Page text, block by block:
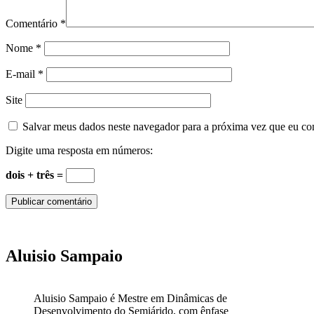
Comentário *
Nome *
E-mail *
Site
Salvar meus dados neste navegador para a próxima vez que eu
Digite uma resposta em números:
dois + três =
Aluisio Sampaio
Aluisio Sampaio é Mestre em Dinâmicas de
Desenvolvimento do Semiárido, com ênfase